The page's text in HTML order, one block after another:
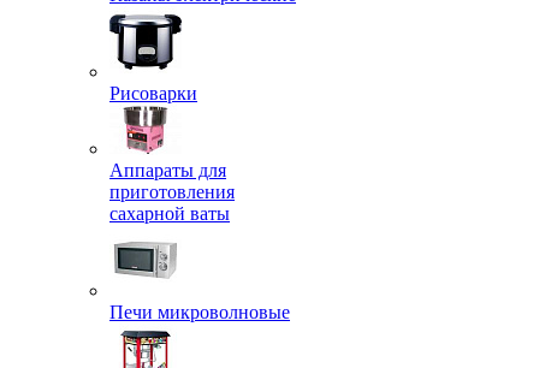
Рисоварки
Аппараты для
приготовления
сахарной ваты
Печи микроволновые